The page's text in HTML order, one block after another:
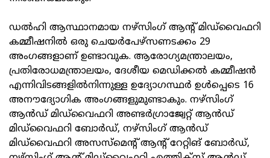
ഡല്‍ഹി ആസ്ഥാനമായ നഴ്‌സിംഗ് ആന്റ് മിഡ്‌വൈഫറി
കമ്മീഷനില്‍ ഒരു ചെയര്‍പേഴ്സണടക്കം 29
അംഗങ്ങളാണ് ഉണ്ടാവുക. ആരോഗ്യമന്ത്രാലയം,
പ്രതിരോധമന്ത്രാലയം, ദേശീയ മെഡിക്കല്‍ കമ്മീഷന്‍
എന്നിവിടങ്ങളില്‍നിന്നുള്ള ഉദ്യോഗസ്ഥര്‍ ഉള്‍പ്പെടെ 16
അനൗദ്യോഗിക അംഗങ്ങളുമുണ്ടാകും. നഴ്‌സിംഗ്
ആന്‍ഡ് മിഡ്‌വൈഫറി അണ്ടര്‍ഗ്രാജ്വേറ്റ് ആന്‍ഡ്
മിഡ്‌വൈഫറി ബോര്‍ഡ്, നഴ്‌സിംഗ് ആന്‍ഡ്
മിഡ്‌വൈഫറി അസസ്‌മെന്റ് ആന്റ് റേറ്റിങ് ബോര്‍ഡ്,